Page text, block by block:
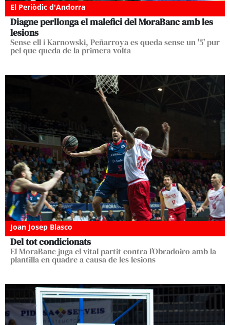
El Periòdic d'Andorra
Diagne perllonga el malefici del MoraBanc amb les
lesions
Sense ell i Karnowski, Peñarroya es queda sense un '5' pur
pel que queda de la primera volta
Joan Josep Blasco
Del tot condicionats
El MoraBanc juga el vital partit contra l’Obradoiro amb la
plantilla en quadre a causa de les lesions